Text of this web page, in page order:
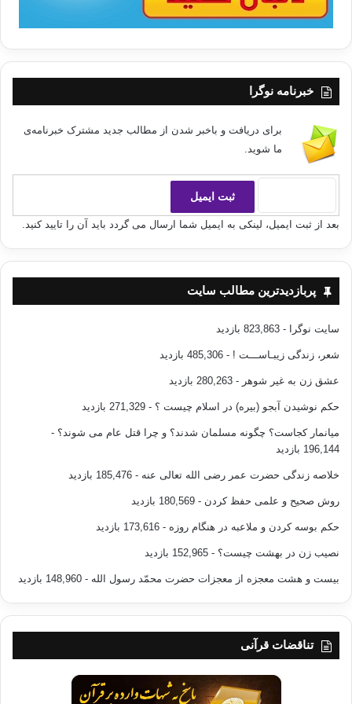
ادب
كردن، تنبيه نيست. شايد با كمي درد
هم توأم باشد ولي هدف آن تصحيح كردار ناپسند و رشد و تكامل شخصيت است.
من مي خواهم
كودكانم بدانند وقتي امتيازاتي را از آنها سلب مي كنم يا مجبور مي شوم كه
پشت
دستشان بزنم، قصدم عذاب و شكنجه دادن آنها نيست بلكه به اين خاطر است
زندگي، كودكانم به الگوهاي ناپسندي عادت نكنند كه اين امر باعث آسيب
رساندن به
آنها در آينده مي گردد.
كني» را بياموزند.
من براي پسرم يك كلاه ورزشي شيك خريدم. به
او گفتم كه آن را در هر جايي بر سر نگذارد. او به هشدار من توجهي نكرد و همان
كه انتظار مي رفت كلاهش را بدون اجازه برداشتند. ما كاملاً مطمئن بوديم كه
چه كسي
آن را برداشته است. اولين تصميم اين بود كه بروم كلاه را پس بگيرم. ولي
تشخيص دادم
كه الان زمان مناسب اين كار نيست. پسرم بايد از اين اتفاق درسي مي گرفت.
وقتي كودكانمان تصميمات نادرستي مي گيرند،
بايستد و
بگذارد كه آنها خود نتيجه آن را ببينند.
10 – از نشان دادن احساس محبت آميز خود
نهراسيد.
اداي كلمات محبت آميز و ابراز احساسات اهميت
بسزايي دارند. مطالعات نشان داده كه وقتي كودكان اين محبت را تجربه نكنند،
هاي مخرب و آسيب رسان به دنبال اين حلقه گمشده مي گردند. يك روز نبايد
خبرنامه نوگرا
برای دریافت و باخبر شدن از مطالب جدید مشترک خبرنامه‌ی
ما شوید.
بعد از ثبت ایمیل، لینکی به ایمیل شما ارسال می گردد باید آن را تایید کنید.
پربازدیدترین مطالب سایت
سایت نوگرا - 823,863 بازدید
شعر، زندگی زیبـاســـت ! - 485,306 بازدید
عشق زن به غیر شوهر - 280,263 بازدید
حکم نوشیدن آبجو (بیره) در اسلام چیست ؟ - 271,329 بازدید
میانمار کجاست؟ چگونه مسلمان شدند؟ و چرا قتل عام می شوند؟ -
196,144 بازدید
خلاصه زندگی حضرت عمر رضی الله تعالی عنه - 185,476 بازدید
روش صحیح و علمی حفظ کردن - 180,569 بازدید
حکم بوسه کردن و ملاعبه در هنگام روزه - 173,616 بازدید
نصیب زن در بهشت چیست؟ - 152,965 بازدید
بیست و هشت معجزه از معجزات حضرت محمّد رسول الله - 148,960 بازدید
تناقضات قرآنی